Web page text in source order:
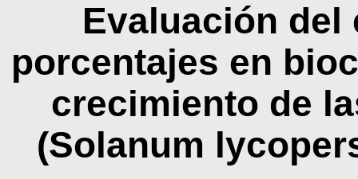
Evaluación del
porcentajes en
crecimiento de
(Solanum